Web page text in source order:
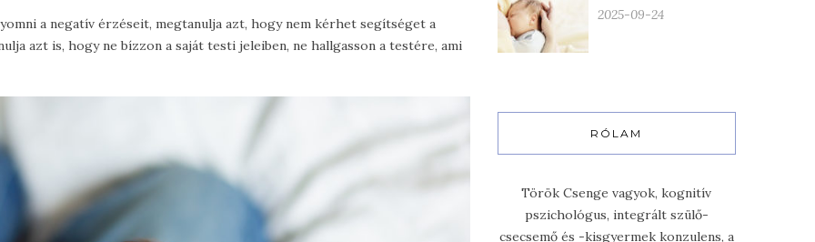
a negatív érzéseit, megtanulja azt, hogy nem kérhet segítséget a
azt is, hogy ne bízzon a saját testi jeleiben, ne hallgasson a testére, ami
2025-09-24
RÓLAM
Török Csenge vagyok, kognitív
pszichológus, integrált szülő-
csecsemő és -kisgyermek konzulens, a